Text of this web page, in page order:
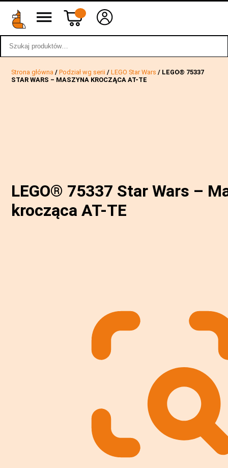
wstecz
Strona główna /Podział wg serii /LEGO Star Wars / LEGO® 75337
STAR WARS – MASZYNA KROCZĄCA AT-TE
LEGO® 75337 Star Wars –
krocząca AT-TE